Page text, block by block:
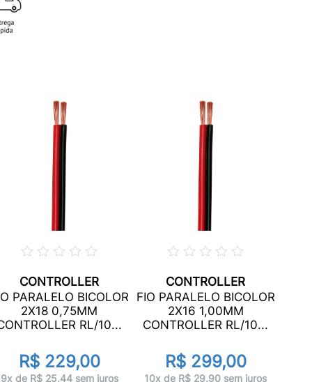
CONTROLLER
PARALELO BICOLOR
2X18 0,75MM
RL/10...
R$ 229,00
9x de R$ 25,44 sem juros
CONTROLLER
FIO PARALELO BICOLOR
2X16 1,00MM
CONTROLLER RL/10...
R$ 299,00
10x de R$ 29,90 sem juros